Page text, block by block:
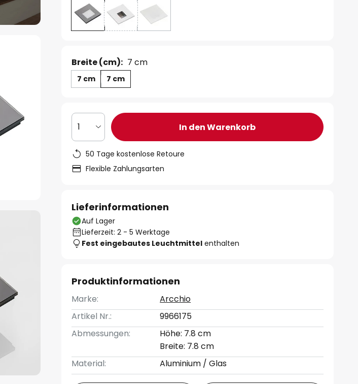
Breite (cm): 7 cm
7 cm 7 cm
1 In den Warenkorb
50 Tage kostenlose Retoure
Flexible Zahlungsarten
Lieferinformationen
Auf Lager
Lieferzeit: 2 - 5 Werktage
Fest eingebautes Leuchtmittel enthalten
Produktinformationen
Marke:
Arcchio
Artikel Nr.:
9966175
Abmessungen:
Höhe: 7.8 cm
Breite: 7.8 cm
Material:
Aluminium / Glas